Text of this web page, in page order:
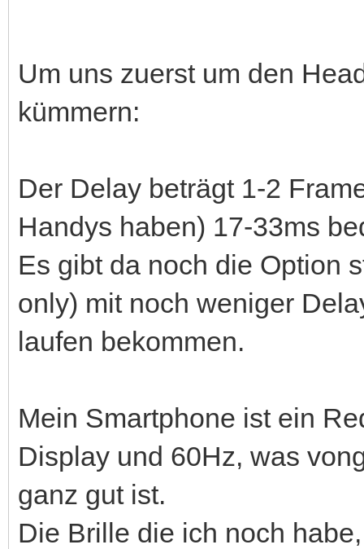
Um uns zuerst um den
kümmern:
Der Delay beträgt 1-2
Handys haben) 17-33ms
Es gibt da noch die Option
only) mit noch weniger
laufen bekommen.
Mein Smartphone ist ein
Display und 60Hz, was
ganz gut ist.
Die Brille die ich noch